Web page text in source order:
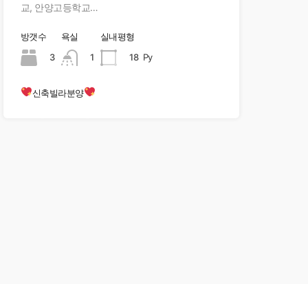
교, 안양고등학교…
방갯수
3
욕실
1
실내평형
18 Py
신축빌라분양